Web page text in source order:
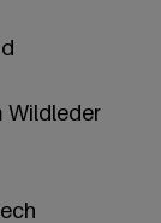
Wildleder